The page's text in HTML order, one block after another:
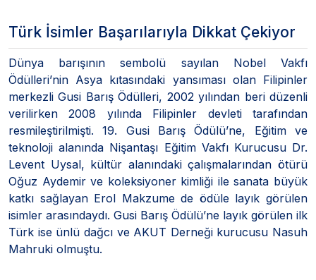
Türk İsimler Başarılarıyla Dikkat Çekiyor
Dünya barışının sembolü sayılan Nobel Vakfı
Ödülleri’nin Asya kıtasındaki yansıması olan Filipinler
merkezli Gusi Barış Ödülleri, 2002 yılından beri düzenli
verilirken 2008 yılında Filipinler devleti tarafından
resmileştirilmişti. 19. Gusi Barış Ödülü’ne, Eğitim ve
teknoloji alanında Nişantaşı Eğitim Vakfı Kurucusu Dr.
Levent Uysal, kültür alanındaki çalışmalarından ötürü
Oğuz Aydemir ve koleksiyoner kimliği ile sanata büyük
katkı sağlayan Erol Makzume de ödüle layık görülen
isimler arasındaydı. Gusi Barış Ödülü’ne layık görülen ilk
Türk ise ünlü dağcı ve AKUT Derneği kurucusu Nasuh
Mahruki olmuştu.